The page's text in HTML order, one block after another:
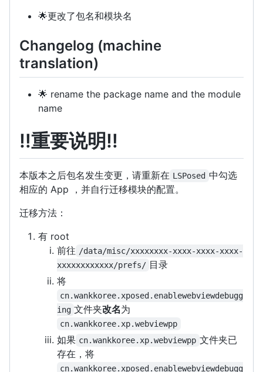
🌟更改了包名和模块名
Changelog (machine
translation)
🌟 rename the package name and the module
name
‼️重要说明‼️
本版本之后包名发生变更，请重新在 LSPosed 中勾选
相应的 App ，并自行迁移模块的配置。
迁移方法：
有 root
前往 /data/misc/xxxxxxxx-xxxx-xxxx-xxxx-
xxxxxxxxxxxx/prefs/ 目录
将
cn.wankkoree.xposed.enablewebviewdebugg
ing 文件夹改名为
cn.wankkoree.xp.webviewpp
如果 cn.wankkoree.xp.webviewpp 文件夹已
存在，将
cn.wankkoree.xposed.enablewebviewdebugg